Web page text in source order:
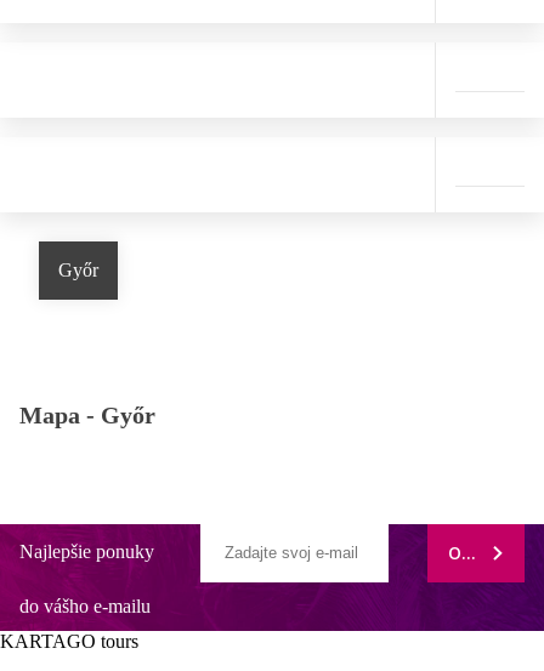
Győr
Mapa - Győr
Najlepšie ponuky
do vášho e-mailu
ODOBERAŤ
KARTAGO tours